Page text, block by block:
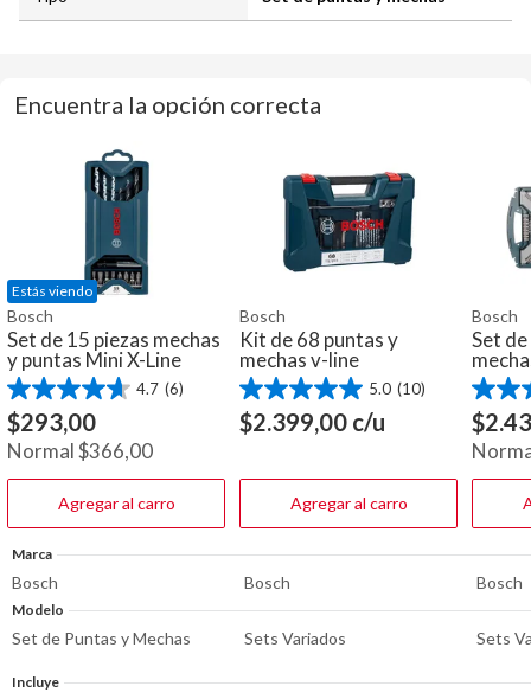
Encuentra la opción correcta
Estás viendo
Bosch
Set de 15 piezas mechas
y puntas Mini X-Line
4.7 (6)
4.7
de
5
estrellas.
$293,00
Normal$366,00
Agregar al carro
Bosch
Kit de 68 puntas y
mechas v-line
5.0 (10)
5.0
de
5
$2.399,00 c/u
Agregar al carro
Bosch
Set
4.8
de
5
$
Marca
Bosch Bosch Bosch
Modelo
Set de Puntas y Mechas Sets Variados Sets
Incluye